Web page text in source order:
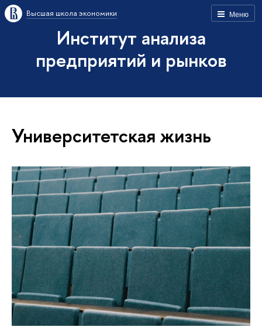
Меню
Высшая школа экономики
Институт анализа
предприятий и рынков
Университетская жизнь